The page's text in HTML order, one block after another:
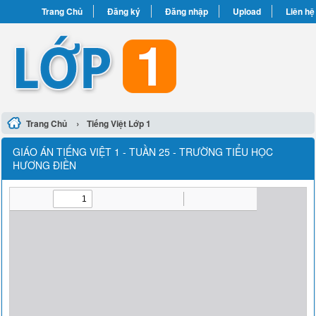
Trang Chủ Đăng ký Đăng nhập Upload Liên hệ
Trang Chủ › Tiếng Việt Lớp 1
GIÁO ÁN TIẾNG VIỆT 1 - TUẦN 25 - TRƯỜNG TIỂU HỌC
HƯƠNG ĐIỀN